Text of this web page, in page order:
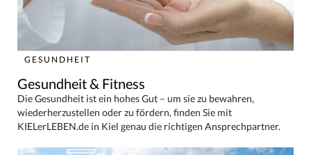
GESUNDHEIT
Gesundheit & Fitness
Die Gesundheit ist ein hohes Gut – um sie zu bewahren,
wiederherzustellen oder zu fördern, finden Sie mit
KIELerLEBEN.de in Kiel genau die richtigen Ansprechpartner.